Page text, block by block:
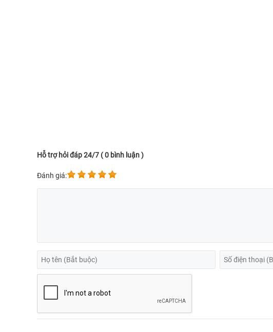
Hỗ trợ hỏi đáp 24/7 ( 0 bình luận )
Đánh giá: